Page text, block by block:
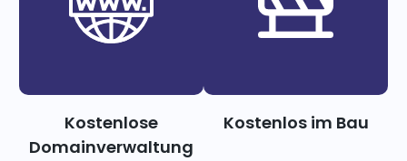
Kostenlose
Domainverwaltung
Kostenlos im Bau